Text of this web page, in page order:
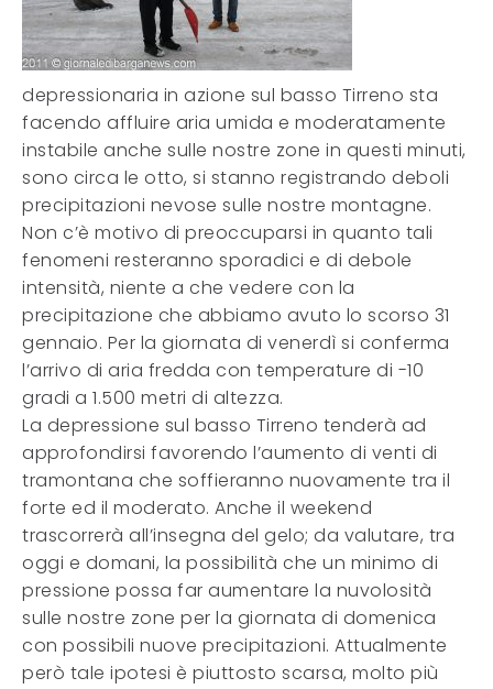
depressionaria in azione sul basso Tirreno sta
facendo affluire aria umida e moderatamente
instabile anche sulle nostre zone in questi minuti,
sono circa le otto, si stanno registrando deboli
precipitazioni nevose sulle nostre montagne.
Non c’è motivo di preoccuparsi in quanto tali
fenomeni resteranno sporadici e di debole
intensità, niente a che vedere con la
precipitazione che abbiamo avuto lo scorso 31
gennaio. Per la giornata di venerdì si conferma
l’arrivo di aria fredda con temperature di -10
gradi a 1.500 metri di altezza.
La depressione sul basso Tirreno tenderà ad
approfondirsi favorendo l’aumento di venti di
tramontana che soffieranno nuovamente tra il
forte ed il moderato. Anche il weekend
trascorrerà all’insegna del gelo; da valutare, tra
oggi e domani, la possibilità che un minimo di
pressione possa far aumentare la nuvolosità
sulle nostre zone per la giornata di domenica
con possibili nuove precipitazioni. Attualmente
però tale ipotesi è piuttosto scarsa, molto più